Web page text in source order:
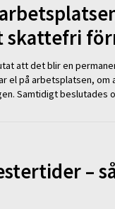
skattefri
att det blir en
el på arbetsplatsen, om
Samtidigt beslutades
–